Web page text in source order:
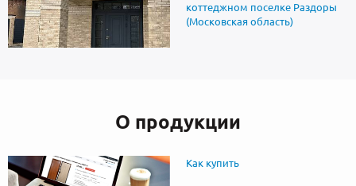
коттеджном поселке Раздоры
(Московская область)
О продукции
Как купить